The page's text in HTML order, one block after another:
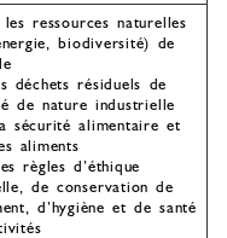
ressources naturelles
biodiversité) de
déchets résiduels de
de nature industrielle
sécurité alimentaire et
aliments
règles d’éthique
de conservation de
d’hygiène et de santé